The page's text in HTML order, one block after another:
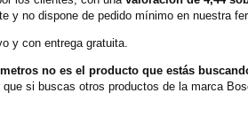
y no dispone de pedido mínimo en nuestra
y con entrega gratuita.
no es el producto que estás
si buscas otros productos de la marca